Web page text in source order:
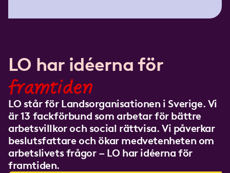
LO har idéerna för
framtiden
LO står för Landsorganisationen i Sverige. Vi
är 13 fackförbund som arbetar för bättre
arbetsvillkor och social rättvisa. Vi påverkar
beslutsfattare och ökar medvetenheten om
arbetslivets frågor – LO har idéerna för
framtiden.